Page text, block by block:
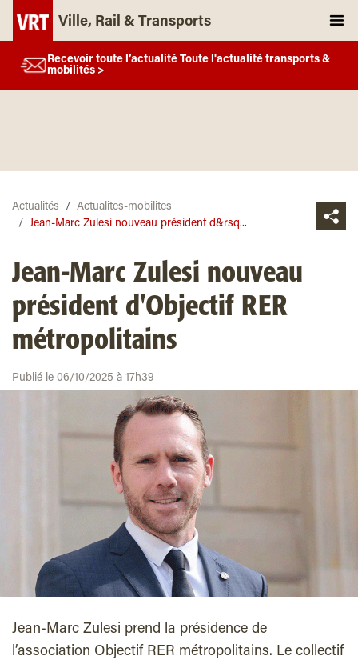
Ville, Rail & Transports
Recevoir toute l’actualité Toute l'actualité transports &
mobilités >
Actualités
Actualites-mobilites
Jean-Marc Zulesi nouveau président d&rsq...
Jean-Marc Zulesi nouveau
président d'Objectif RER
métropolitains
Publié le 06/10/2025 à 17h39
Jean-Marc Zulesi prend la présidence de
l’association Objectif RER métropolitains. Le collectif